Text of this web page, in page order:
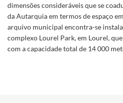
dimensões consideráveis que se
da Autarquia em termos de espaço
arquivo municipal encontra-se
complexo Lourel Park, em Lourel,
com a capacidade total de 14 000